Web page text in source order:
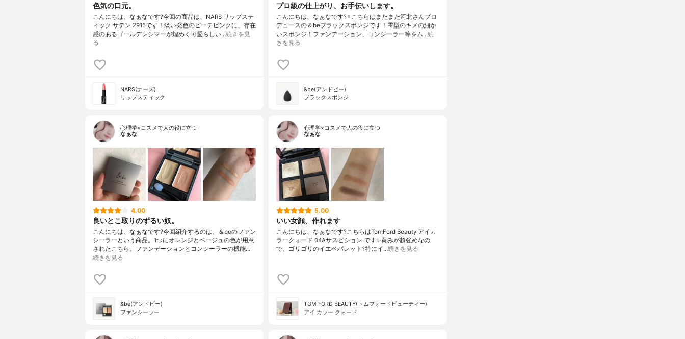
色気の口元。
こんにちは、なぁなです?今回の商品は、NARS リップステ
ィック サテン 2915です！淡い発色のピーチピンクに、存在
感のあるゴールデンシマーが煌めく可愛らしい…続きを見
る
NARS(ナーズ)
リップスティック
プロ級の仕上がり、お手伝いします。
こんにちは、なぁなです?‍♀️こちらはまたまた河北さんプロ
デュースの＆beブラックスポンジです！雫型のキメの細か
いスポンジ！ファンデーション、コンシーラー等をム…続
きを見る
&be(アンドビー)
ブラックスポンジ
心理学×コスメで人の役に立つ
なぁな
4.00
良いとこ取りのずるい奴。
こんにちは、なぁなです?今回紹介するのは、＆beのファン
シーラーという商品。1つにオレンジとベージュの色が用意
されたこちら。ファンデーションとコンシーラーの機能…
続きを見る
&be(アンドビー)
ファンシーラー
心理学×コスメで人の役に立つ
なぁな
5.00
いい女顔、作れます
こんにちは、なぁなです?こちらはTomFord Beauty アイカ
ラークォード 04Aサスピション です✨黄みが超強めなの
で、ゴリゴリのイエベパレット?特にイ…続きを見る
TOM FORD BEAUTY(トムフォードビューティー)
アイ カラー クォード